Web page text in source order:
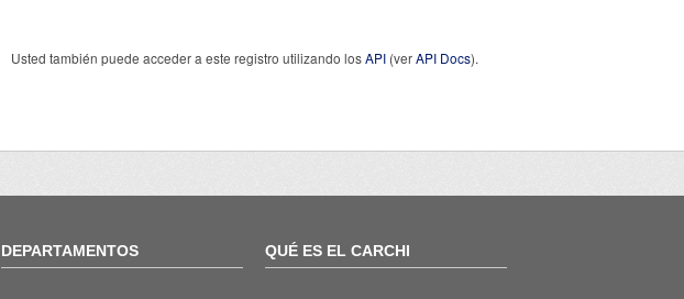
Usted también puede acceder a este registro utilizando losAPI (verAPI Docs).
DEPARTAMENTOS QUÉ ES EL CARCHI